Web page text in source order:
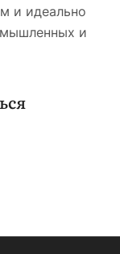
и идеально
и